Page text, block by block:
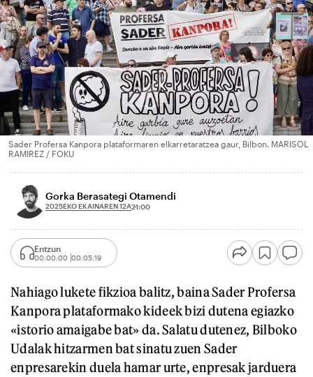
Sader Profersa Kanpora plataformaren elkarretaratzea gaur, Bilbon. MARISOL
RAMIREZ / FOKU
Gorka Berasategi Otamendi
2025EKO EKAINAREN 12A21:00
Entzun
00:00:00 00:05:19
Nahiago lukete fikzioa balitz, baina Sader Profersa
Kanpora plataformako kideek bizi dutena egiazko
«istorio amaigabe bat» da. Salatu dutenez, Bilboko
Udalak hitzarmen bat sinatu zuen Sader
enpresarekin duela hamar urte, enpresak jarduera